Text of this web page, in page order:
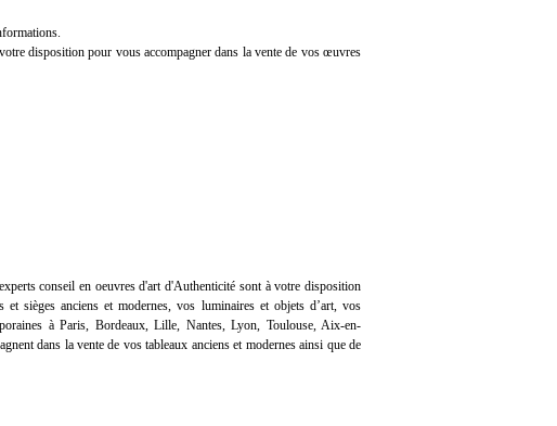
disposition pour vous accompagner dans la vente de vos œuvres
conseil en oeuvres d'art d'Authenticité sont à votre disposition
sièges anciens et modernes, vos luminaires et objets d’art, vos
à Paris, Bordeaux, Lille, Nantes, Lyon, Toulouse, Aix-en-
dans la vente de vos tableaux anciens et modernes ainsi que de